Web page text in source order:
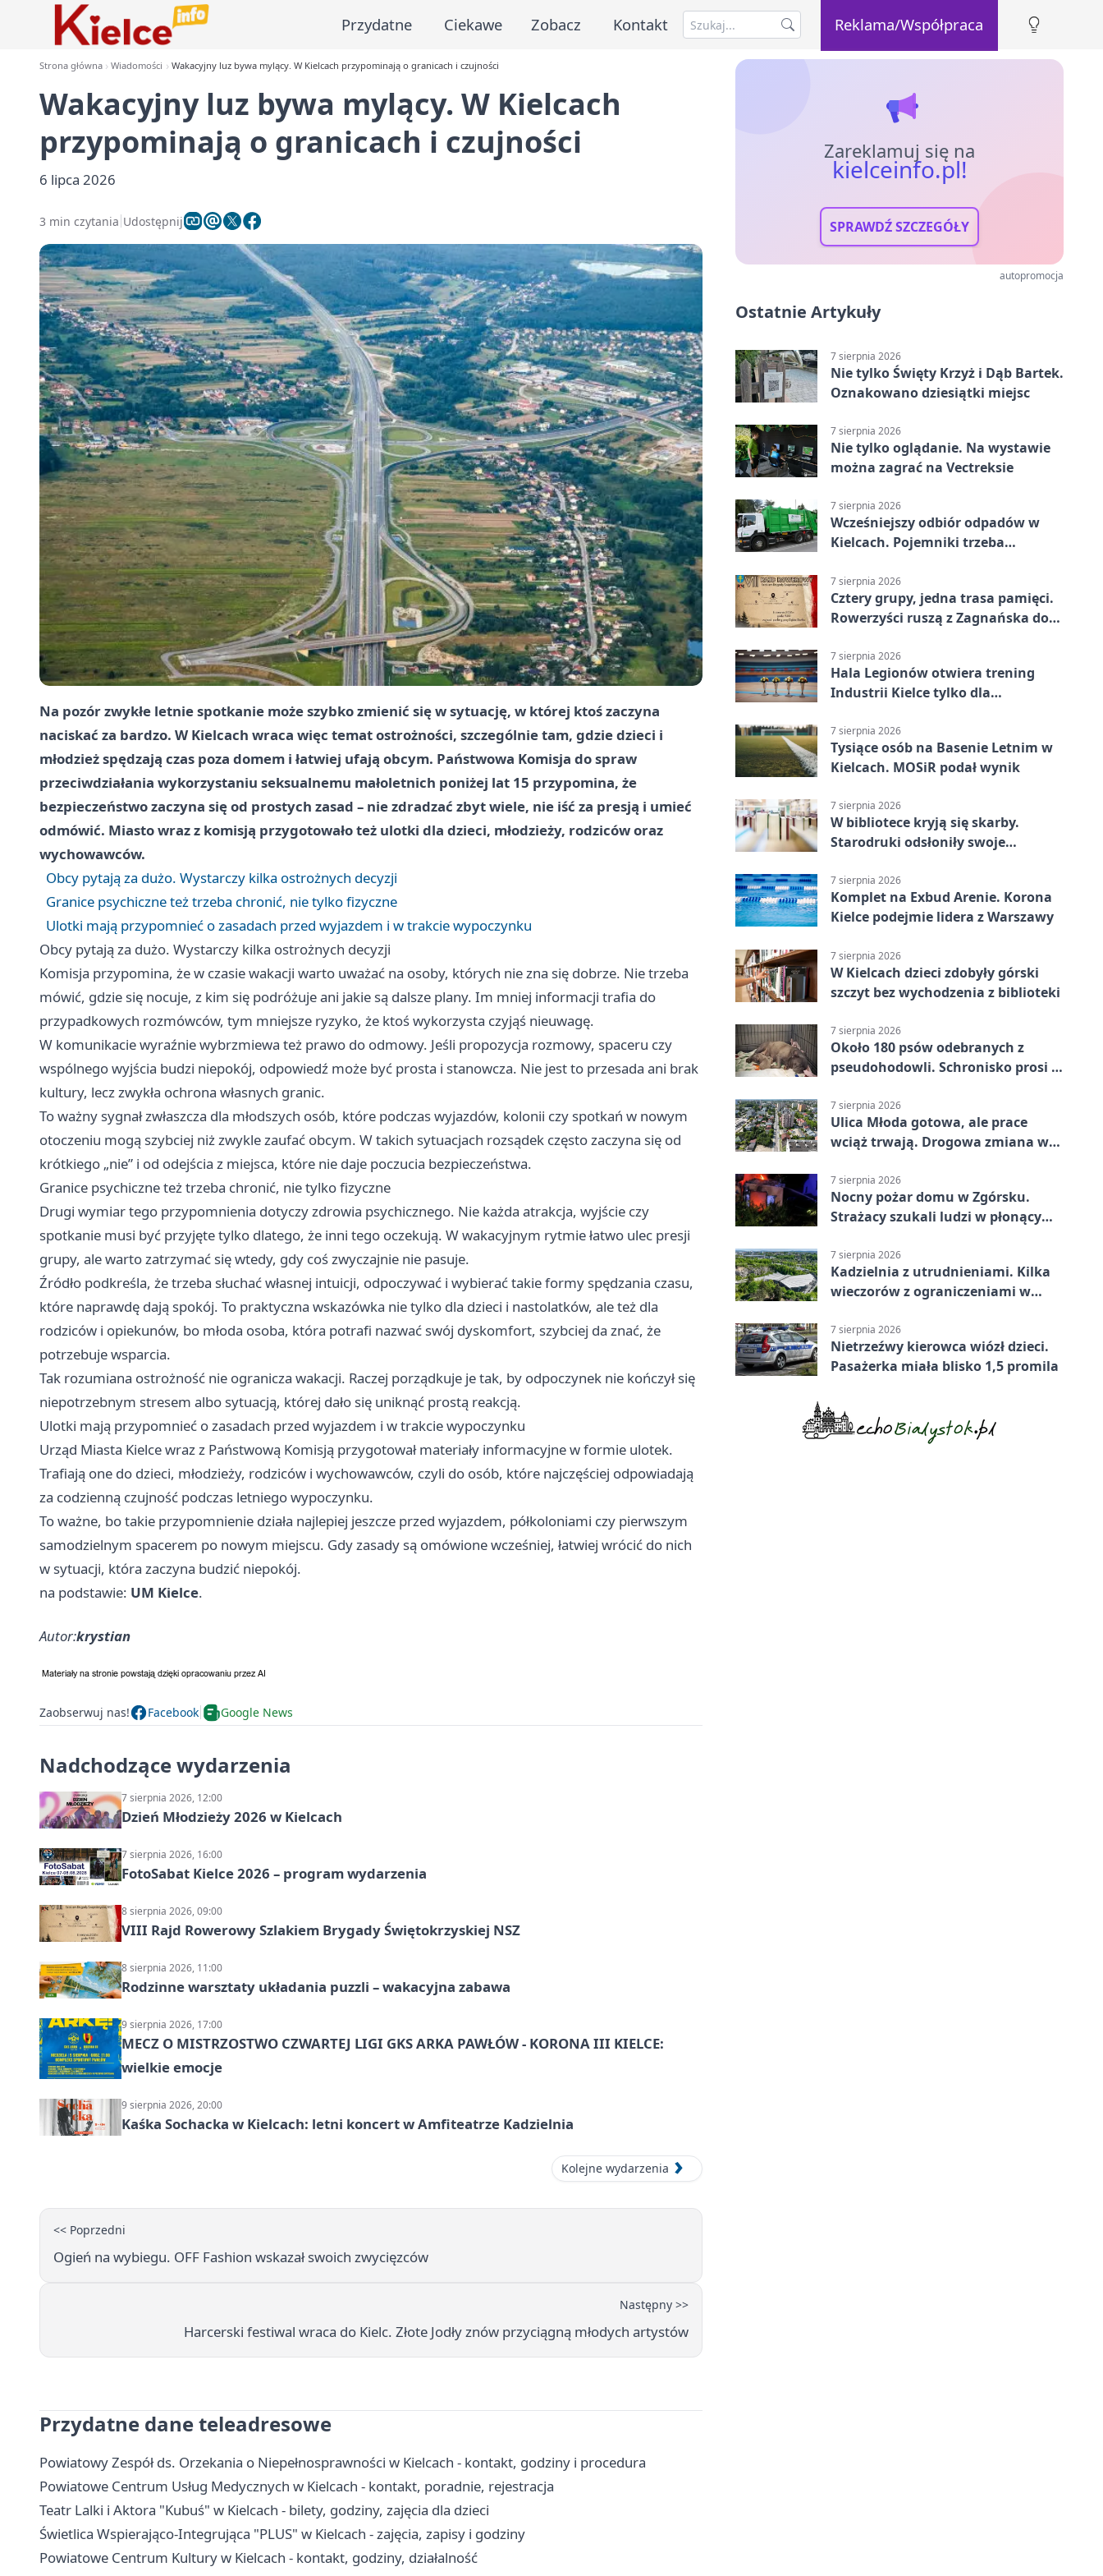
Przydatne Ciekawe Zobacz Kontakt Reklama/Współpraca
Strona główna Wiadomości Wakacyjny luz bywa mylący. W Kielcach przypominają o granicach i czujności
Wakacyjny luz bywa mylący. W Kielcach
przypominają o granicach i czujności
6 lipca 2026
3 min czytania Udostępnij
Na pozór zwykłe letnie spotkanie może szybko zmienić się w sytuację, w której ktoś zaczyna
naciskać za bardzo. W Kielcach wraca więc temat ostrożności, szczególnie tam, gdzie dzieci i
młodzież spędzają czas poza domem i łatwiej ufają obcym. Państwowa Komisja do spraw
przeciwdziałania wykorzystaniu seksualnemu małoletnich poniżej lat 15 przypomina, że
bezpieczeństwo zaczyna się od prostych zasad – nie zdradzać zbyt wiele, nie iść za presją i umieć
odmówić. Miasto wraz z komisją przygotowało też ulotki dla dzieci, młodzieży, rodziców oraz
wychowawców.
Obcy pytają za dużo. Wystarczy kilka ostrożnych decyzji
Granice psychiczne też trzeba chronić, nie tylko fizyczne
Ulotki mają przypomnieć o zasadach przed wyjazdem i w trakcie wypoczynku
Obcy pytają za dużo. Wystarczy kilka ostrożnych decyzji
Komisja przypomina, że w czasie wakacji warto uważać na osoby, których nie zna się dobrze. Nie trzeba
mówić, gdzie się nocuje, z kim się podróżuje ani jakie są dalsze plany. Im mniej informacji trafia do
przypadkowych rozmówców, tym mniejsze ryzyko, że ktoś wykorzysta czyjąś nieuwagę.
W komunikacie wyraźnie wybrzmiewa też prawo do odmowy. Jeśli propozycja rozmowy, spaceru czy
wspólnego wyjścia budzi niepokój, odpowiedź może być prosta i stanowcza. Nie jest to przesada ani brak
kultury, lecz zwykła ochrona własnych granic.
To ważny sygnał zwłaszcza dla młodszych osób, które podczas wyjazdów, kolonii czy spotkań w nowym
otoczeniu mogą szybciej niż zwykle zaufać obcym. W takich sytuacjach rozsądek często zaczyna się od
krótkiego „nie” i od odejścia z miejsca, które nie daje poczucia bezpieczeństwa.
Granice psychiczne też trzeba chronić, nie tylko fizyczne
Drugi wymiar tego przypomnienia dotyczy zdrowia psychicznego. Nie każda atrakcja, wyjście czy
spotkanie musi być przyjęte tylko dlatego, że inni tego oczekują. W wakacyjnym rytmie łatwo ulec presji
grupy, ale warto zatrzymać się wtedy, gdy coś zwyczajnie nie pasuje.
Źródło podkreśla, że trzeba słuchać własnej intuicji, odpoczywać i wybierać takie formy spędzania czasu,
które naprawdę dają spokój. To praktyczna wskazówka nie tylko dla dzieci i nastolatków, ale też dla
rodziców i opiekunów, bo młoda osoba, która potrafi nazwać swój dyskomfort, szybciej da znać, że
potrzebuje wsparcia.
Tak rozumiana ostrożność nie ogranicza wakacji. Raczej porządkuje je tak, by odpoczynek nie kończył się
niepotrzebnym stresem albo sytuacją, której dało się uniknąć prostą reakcją.
Ulotki mają przypomnieć o zasadach przed wyjazdem i w trakcie wypoczynku
Urząd Miasta Kielce wraz z Państwową Komisją przygotował materiały informacyjne w formie ulotek.
Trafiają one do dzieci, młodzieży, rodziców i wychowawców, czyli do osób, które najczęściej odpowiadają
za codzienną czujność podczas letniego wypoczynku.
To ważne, bo takie przypomnienie działa najlepiej jeszcze przed wyjazdem, półkoloniami czy pierwszym
samodzielnym spacerem po nowym miejscu. Gdy zasady są omówione wcześniej, łatwiej wrócić do nich
w sytuacji, która zaczyna budzić niepokój.
na podstawie: UM Kielce.
Autor:krystian
Zaobserwuj nas! Facebook Google News
Nadchodzące wydarzenia
7 sierpnia 2026, 12:00
Dzień Młodzieży 2026 w Kielcach
7 sierpnia 2026, 16:00
FotoSabat Kielce 2026 – program wydarzenia
8 sierpnia 2026, 09:00
VIII Rajd Rowerowy Szlakiem Brygady Świętokrzyskiej NSZ
8 sierpnia 2026, 11:00
Rodzinne warsztaty układania puzzli – wakacyjna zabawa
9 sierpnia 2026, 17:00
MECZ O MISTRZOSTWO CZWARTEJ LIGI GKS ARKA PAWŁÓW - KORONA III KIELCE:
wielkie emocje
9 sierpnia 2026, 20:00
Kaśka Sochacka w Kielcach: letni koncert w Amfiteatrze Kadzielnia
Kolejne wydarzenia
<< Poprzedni
Ogień na wybiegu. OFF Fashion wskazał swoich zwycięzców
Następny >>
Harcerski festiwal wraca do Kielc. Złote Jodły znów przyciągną młodych artystów
Przydatne dane teleadresowe
Powiatowy Zespół ds. Orzekania o Niepełnosprawności w Kielcach - kontakt, godziny i procedura
Powiatowe Centrum Usług Medycznych w Kielcach - kontakt, poradnie, rejestracja
Teatr Lalki i Aktora "Kubuś" w Kielcach - bilety, godziny, zajęcia dla dzieci
Świetlica Wspierająco-Integrująca "PLUS" w Kielcach - zajęcia, zapisy i godziny
Powiatowe Centrum Kultury w Kielcach - kontakt, godziny, działalność
Zareklamuj się na
kielceinfo.pl!
SPRAWDŹ SZCZEGÓŁY
autopromocja
Ostatnie Artykuły
7 sierpnia 2026
Nie tylko Święty Krzyż i Dąb Bartek.
Oznakowano dziesiątki miejsc
7 sierpnia 2026
Nie tylko oglądanie. Na wystawie
można zagrać na Vectreksie
7 sierpnia 2026
Wcześniejszy odbiór odpadów w
Kielcach. Pojemniki trzeba
7 sierpnia 2026
Cztery grupy, jedna trasa pamięci.
Rowerzyści ruszą z Zagnańska do
7 sierpnia 2026
Hala Legionów otwiera trening
Industrii Kielce tylko dla
7 sierpnia 2026
Tysiące osób na Basenie Letnim w
Kielcach. MOSiR podał wynik
7 sierpnia 2026
W bibliotece kryją się skarby.
Starodruki odsłoniły swoje
7 sierpnia 2026
Komplet na Exbud Arenie. Korona
Kielce podejmie lidera z Warszawy
7 sierpnia 2026
W Kielcach dzieci zdobyły górski
szczyt bez wychodzenia z biblioteki
7 sierpnia 2026
Około 180 psów odebranych z
pseudohodowli. Schronisko prosi o
7 sierpnia 2026
Ulica Młoda gotowa, ale prace
wciąż trwają. Drogowa zmiana w
7 sierpnia 2026
Nocny pożar domu w Zgórsku.
Strażacy szukali ludzi w płonącym
7 sierpnia 2026
Kadzielnia z utrudnieniami. Kilka
wieczorów z ograniczeniami w
7 sierpnia 2026
Nietrzeźwy kierowca wiózł dzieci.
Pasażerka miała blisko 1,5 promila